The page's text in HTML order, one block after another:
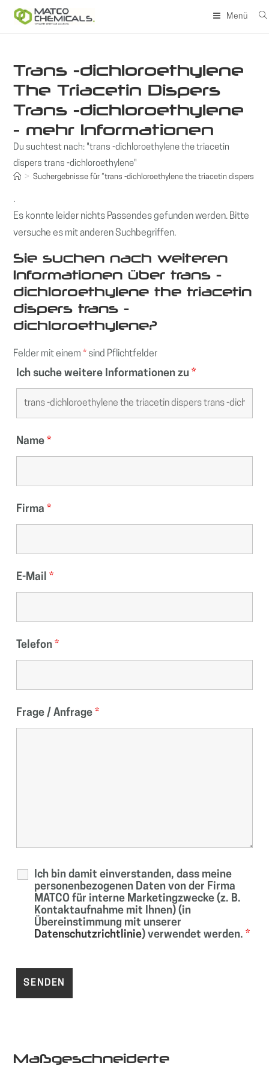
Inhalt
Menü
Trans -dichloroethylene
The Triacetin Dispers
Trans -dichloroethylene
- mehr Informationen
Du suchtest nach: "trans -dichloroethylene the triacetin
dispers trans -dichloroethylene"
> Suchergebnisse für “trans -dichloroethylene the triacetin dispers
.
Es konnte leider nichts Passendes gefunden werden. Bitte
versuche es mit anderen Suchbegriffen.
Sie suchen nach weiteren
Informationen über trans -
dichloroethylene the triacetin
dispers trans -
dichloroethylene?
Felder mit einem * sind Pflichtfelder
Ich suche weitere Informationen zu*
Name*
Firma*
E-Mail*
Telefon*
Frage / Anfrage*
Ich bin damit einverstanden, dass meine
personenbezogenen Daten von der Firma
MATCO für interne Marketingzwecke (z. B.
Kontaktaufnahme mit Ihnen) (in
Übereinstimmung mit unserer
Datenschutzrichtlinie) verwendet werden.*
Maßgeschneiderte